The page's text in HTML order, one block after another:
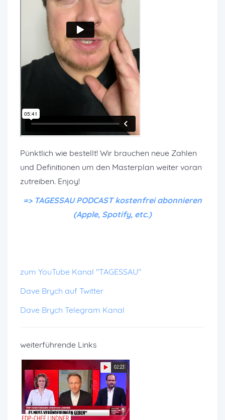
Pünktlich wie bestellt! Wir brauchen neue Zahlen
und Definitionen um den Masterplan weiter voran
zutreiben. Enjoy!
=> TAGESSAU PODCAST kostenfrei abonnieren
(Apple, Spotify, etc.)
zum YouTube Kanal "TAGESSAU"
Dave Brych auf Twitter
Dave Brych Telegram Kanal
weiterführende Links